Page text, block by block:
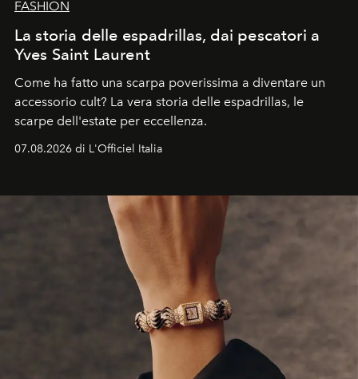
FASHION
La storia delle espadrillas, dai pescatori a
Yves Saint Laurent
Come ha fatto una scarpa poverissima a diventare un
accessorio cult? La vera storia delle espadrillas, le
scarpe dell'estate per eccellenza.
07.08.2026 di L'Officiel Italia